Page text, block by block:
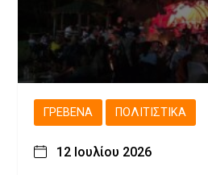
ΓΡΕΒΕΝΆ ΠΟΛΙΤΙΣΤΙΚΆ
12 Ιουλίου 2026